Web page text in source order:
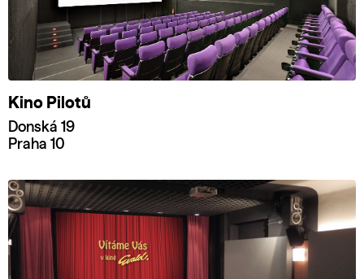
Kino Pilotů
Donská 19
Praha 10